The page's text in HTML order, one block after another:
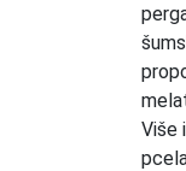
Više